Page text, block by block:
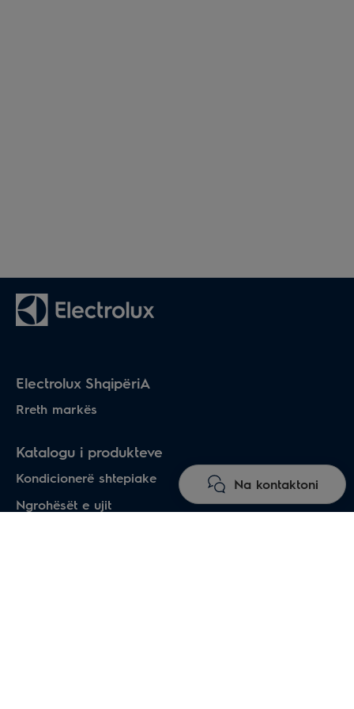
Na kontaktoni
Electrolux ShqipëriA
Rreth markës
Katalogu i produkteve
Kondicionerë shtepiake
Ngrohësët e ujit